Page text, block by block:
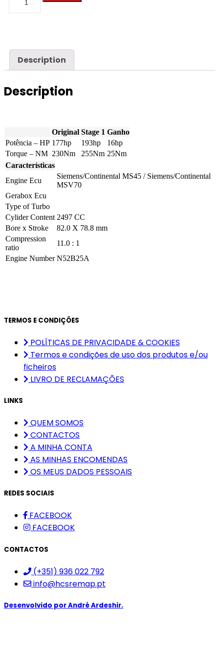
Z4
quantity
Description
Description
Original Stage 1 Ganho
Potência – HP 177hp 193hp
16hp
Torque – NM 230Nm 255Nm 25Nm
Características
Engine Ecu
Siemens/Continental MS45 / Siemens/Continental
MSV70
Gerabox Ecu
Type of Turbo
Cylider Content 2497 CC
Bore x Stroke
82.0 X 78.8 mm
Compression
ratio
11.0 : 1
Engine Number N52B25A
TERMOS E CONDIÇÕES
POLÍTICAS DE PRIVACIDADE & COOKIES
Termos e condições de uso dos produtos e/ou
ficheiros
LIVRO DE RECLAMAÇÕES
LINKS
QUEM SOMOS
CONTACTOS
A MINHA CONTA
AS MINHAS ENCOMENDAS
OS MEUS DADOS PESSOAIS
REDES SOCIAIS
FACEBOOK
FACEBOOK
CONTACTOS
(+351) 936 022 792
info@hcsremap.pt
Desenvolvido porAndré Ardeshir.